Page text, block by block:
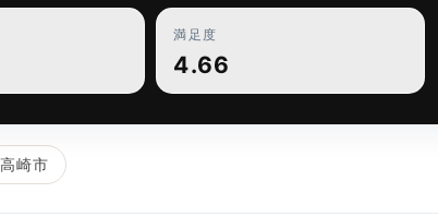
満足度
4.66
高崎市